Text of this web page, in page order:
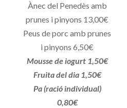
Ànec del Penedès amb
prunes i pinyons 13,00€
Peus de porc amb prunes
i pinyons 6,50€
Mousse de iogurt 1,50€
Fruita del dia 1,50€
Pa (ració individual)
0,80€